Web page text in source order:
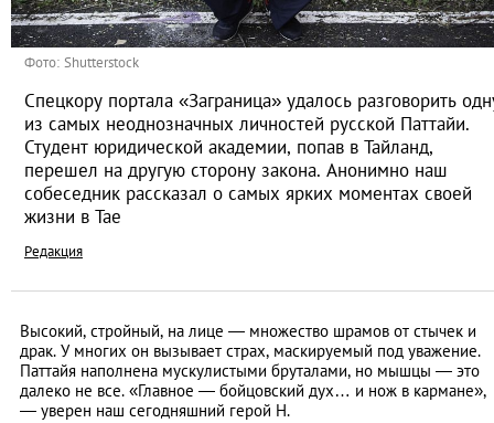
Фото: Shutterstock
Спецкору портала «Заграница» удалось разговорить
из самых неоднозначных личностей русской Паттайи.
Студент юридической академии, попав в Тайланд,
перешел на другую сторону закона. Анонимно наш
собеседник рассказал о самых ярких моментах своей
жизни в Тае
Редакция
Высокий, стройный, на лице ― множество шрамов от стычек и
драк. У многих он вызывает страх, маскируемый под уважение.
Паттайя наполнена мускулистыми бруталами, но мышцы — это
далеко не все. «Главное — бойцовский дух… и нож в кармане»,
— уверен наш сегодняшний герой Н.